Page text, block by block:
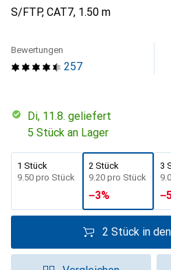
S/FTP, CAT7, 1.50 m
257
Bewertungen
Di, 11.8. geliefert
5 Stück an Lager
1 Stück
CHF
9.50 pro Stück
2 Stück
CHF
9.20 pro Stück
−3%
3
−
2 Stück in